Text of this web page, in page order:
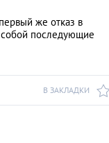
же отказ в
собой последующие
В ЗАКЛАДКИ